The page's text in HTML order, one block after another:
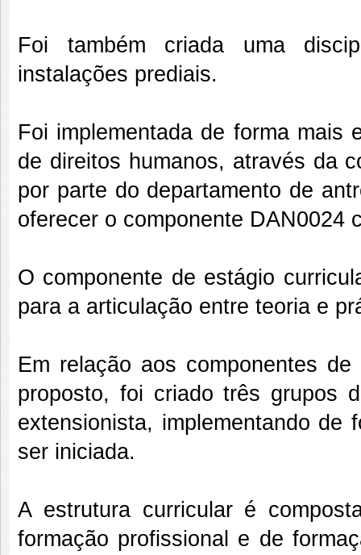
Foi também criada uma
instalações prediais.
Foi implementada de forma mais
de direitos humanos, através da
por parte do departamento de
oferecer o componente DAN0024
O componente de estágio
para a articulação entre teoria e
Em relação aos componentes
proposto, foi criado três grupos
extensionista, implementando
ser iniciada.
A estrutura curricular é
formação profissional e de